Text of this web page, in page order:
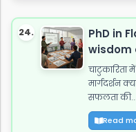
24.
PhD in
wisdom
चाटुकारिता
मार्गदर्शन
सफलता की...
Read